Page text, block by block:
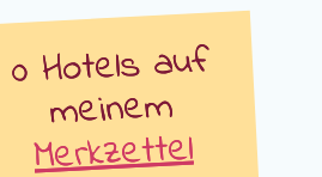
Hotels auf
meinem
Merkzettel